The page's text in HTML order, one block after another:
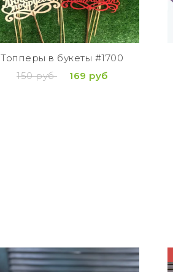
Топперы в букеты #1700
150 руб
169 руб